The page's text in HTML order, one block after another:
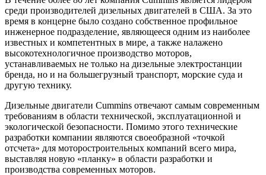
среди производителей дизельных двигателей в США. За это
время в концерне было создано собственное профильное
инженерное подразделение, являющееся одним из наиболее
известных и компетентных в мире, а также налажено
высокотехнологичное производство моторов,
устанавливаемых не только на дизельные электростанции
бренда, но и на большегрузный транспорт, морские суда и
другую технику.
Дизельные двигатели Cummins отвечают самым современным
требованиям в области технической, эксплуатационной и
экологической безопасности. Помимо этого технические
разработки компании являются своеобразной «точкой
отсчета» для моторостроительных компаний всего мира,
выставляя новую «планку» в области разработки и
производства современных моторов.